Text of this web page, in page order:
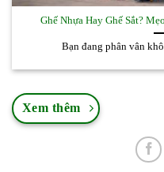
Ghế Nhựa Hay Ghế Sắt?
Bạn đang phân vân
Xem thêm